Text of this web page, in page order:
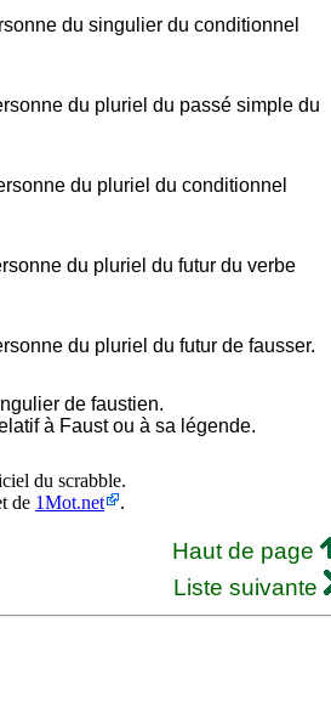
du singulier du conditionnel
du pluriel du passé simple du
du pluriel du conditionnel
du pluriel du futur du verbe
du pluriel du futur de fausser.
de faustien.
à Faust ou à sa légende.
du scrabble.
de 1Mot.net .
Haut de page
Liste suivante